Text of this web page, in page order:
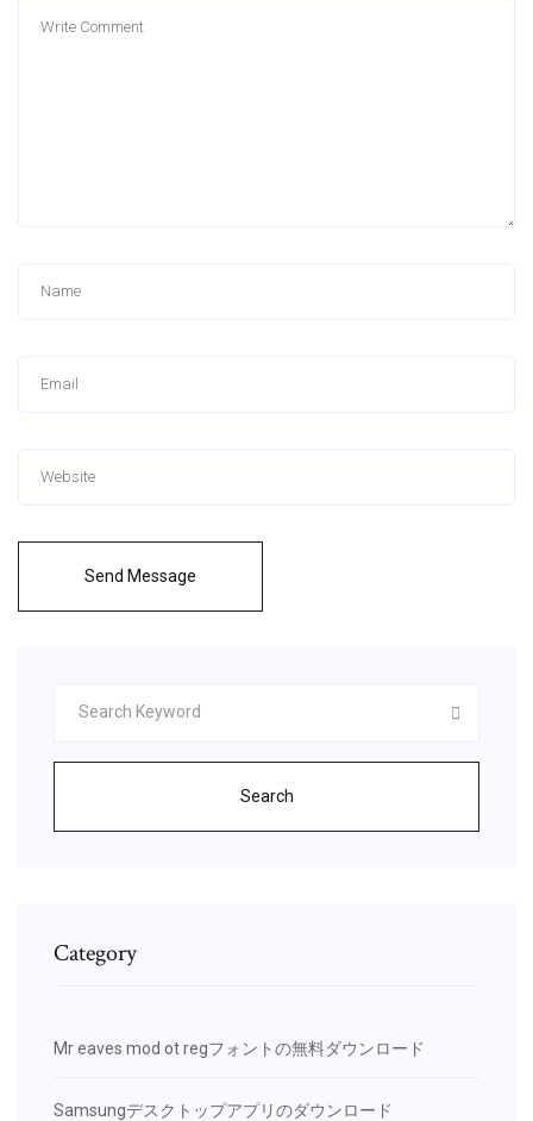
Send Message
Search
Category
Mr eaves mod ot regフォントの無料ダウンロード
Samsungデスクトップアプリのダウンロード